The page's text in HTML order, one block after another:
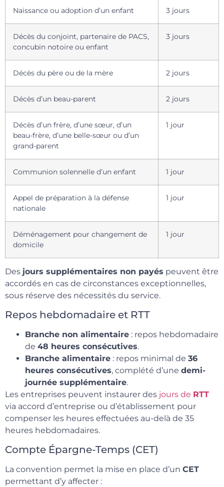
Naissance ou adoption d’un enfant 3 jours
Décès du conjoint, partenaire de PACS,
concubin notoire ou enfant
3 jours
Décès du père ou de la mère 2 jours
Décès d’un beau-parent 2 jours
Décès d’un frère, d’une sœur, d’un
beau-frère, d’une belle-sœur ou d’un
grand-parent
1 jour
Communion solennelle d’un enfant 1 jour
Appel de préparation à la défense
nationale
1 jour
Déménagement pour changement de
domicile
1 jour
Des jours supplémentaires non payés peuvent être
accordés en cas de circonstances exceptionnelles,
sous réserve des nécessités du service.
Repos hebdomadaire et RTT
Branche non alimentaire : repos hebdomadaire
de 48 heures consécutives.
Branche alimentaire : repos minimal de 36
heures consécutives, complété d’une demi-
journée supplémentaire.
Les entreprises peuvent instaurer des jours de RTT
via accord d’entreprise ou d’établissement pour
compenser les heures effectuées au-delà de 35
heures hebdomadaires.
Compte Épargne-Temps (CET)
La convention permet la mise en place d’un CET
permettant d’y affecter :